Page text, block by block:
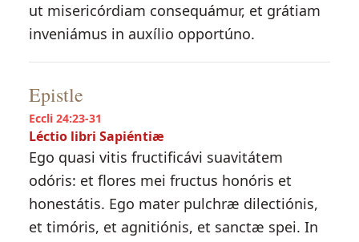
ut misericórdiam consequámur, et grátiam
inveniámus in auxílio opportúno.
Epistle
Eccli 24:23-31
Léctio libri Sapiéntiæ
Ego quasi vitis fructificávi suavitátem
odóris: et flores mei fructus honóris et
honestátis. Ego mater pulchræ dilectiónis,
et timóris, et agnitiónis, et sanctæ spei. In